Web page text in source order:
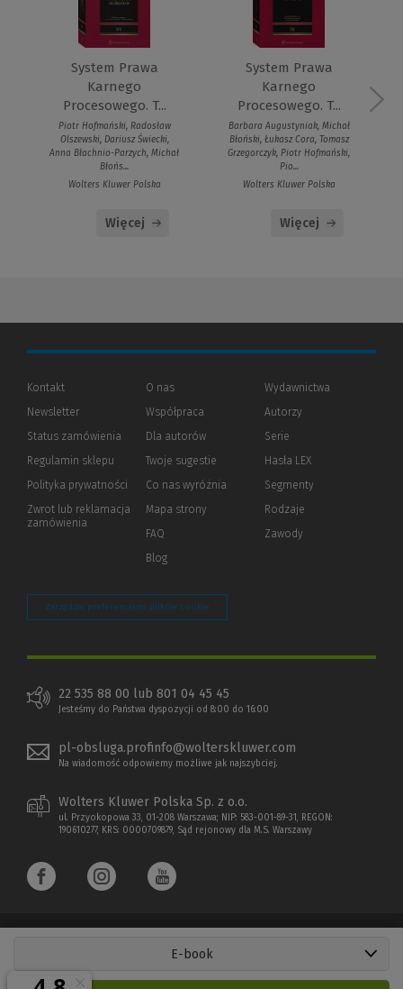
E-book
System Prawa
Karnego
Procesowego. T...
Piotr Hofmański, Radosław
Olszewski, Dariusz Świecki,
Anna Błachnio-Parzych, Michał
Błońs...
Wolters Kluwer Polska
Więcej
System Prawa
Karnego
Procesowego. T...
Barbara Augustyniak, Michał
Błoński, Łukasz Cora, Tomasz
Grzegorczyk, Piotr Hofmański,
Pio...
Wolters Kluwer Polska
Więcej
Kontakt
Newsletter
Status zamówienia
Regulamin sklepu
Polityka prywatności (Nowe
(Link
innej
Zwrot lub reklamacja
zamówienia
O nas
Współpraca
Dla autorów(Nowe
(Link
innej
strony)
Twoje sugestie
Co nas wyróżnia
Mapa strony
FAQ
Blog
Wydawnictwa
Autorzy
Serie
Hasła LEX
Segmenty
Rodzaje
Zawody
Zarządzaj preferencjami plików cookie
22 535 88 00 lub 801 04 45 45
Jesteśmy do Państwa dyspozycji od 8:00 do 16:00
pl-obsluga.profinfo@wolterskluwer.com
Na wiadomość odpowiemy możliwe jak najszybciej.
Wolters Kluwer Polska Sp. z o.o.
ul. Przyokopowa 33, 01-208 Warszawa; NIP: 583-001-89-31, REGON:
190610277, KRS: 0000709879, Sąd rejonowy dla M.S. Warszawy
Copyright 1997 - 2026 Wolters Kluwer Polska Sp. z o.o.